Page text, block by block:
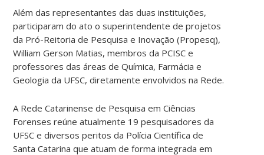
Além das representantes das duas instituições,
participaram do ato o superintendente de projetos
da Pró-Reitoria de Pesquisa e Inovação (Propesq),
William Gerson Matias, membros da PCISC e
professores das áreas de Química, Farmácia e
Geologia da UFSC, diretamente envolvidos na Rede.
A Rede Catarinense de Pesquisa em Ciências
Forenses reúne atualmente 19 pesquisadores da
UFSC e diversos peritos da Polícia Científica de
Santa Catarina que atuam de forma integrada em